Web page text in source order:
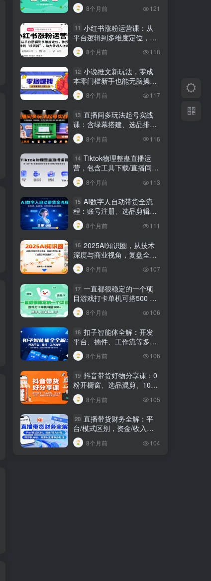
工具与小红书批量做笔记技
巧
8个月前 121
11 小红书涨粉运营课：从
平台逻辑到多维度定位，传
授挣钱 “核武器”，助力普通
人逆袭8个月前 118
12 小说推文新玩法，零成
本零门槛新手也能无脑操
作，轻松月收入5000
8个月前 117
13 直播间多玩法起号实战
课：含绿幕搭建、选品排
品，自然流/微付费起号及违
规调整技巧
8个月前 116
14 Tiktok物理整蛊直播运
营，包含工具下载/直播间搭
建/直播素材获取/跟播思路
等
8个月前 113
15 AI数字人自动带货全流
程：账号注册、选品剪辑，
日更10条作品自动化变现
8个月前 111
16 2025AI知识圈，从技术
深度与商业视角，复盘全年
AI大事，全面了解行业趋势
8个月前 107
17 一直都很稳定的一个项
目游戏打卡单机可搭500 ，
新手小白轻松上手
8个月前 106
18 扣子智能体全解：开发
平台、插件、工作流等多方
面概念、应用及功能讲解与
发布内容
8个月前 106
19 抖音带货好物分享课：0
粉开橱窗、选品混剪、1000
粉起号，解锁多渠道变现技
巧
8个月前 105
20 直播带货财务全解：平
台/模式区别，资金/收入分
配，涉税分析，商家
8个月前 104